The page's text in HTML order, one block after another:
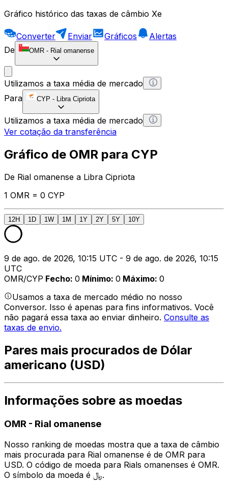
Gráfico histórico das taxas de câmbio Xe
Converter Enviar Gráficos
Alertas
De
OMR - Rial omanense
Utilizamos a taxa média de mercado
Para
CYP - Libra Cipriota
Utilizamos a taxa média de mercado
Ver cotação da transferência
Gráfico de OMR para CYP
De Rial omanense a Libra Cipriota
1 OMR = 0 CYP
12H 1D 1W 1M 1Y 2Y 5Y 10Y
9 de ago. de 2026, 10:15 UTC - 9 de ago. de 2026, 10:15
UTC
OMR/CYP Fecho: 0 Mínimo: 0 Máximo: 0
Usamos a taxa de mercado médio no nosso
Conversor. Isso é apenas para fins informativos. Você
não pagará essa taxa ao enviar dinheiro. Consulte as
taxas de envio.
Pares mais procurados de Dólar
americano (USD)
Informações sobre as moedas
OMR - Rial omanense
Nosso ranking de moedas mostra que a taxa de câmbio
mais procurada para Rial omanense é de OMR para
USD. O código de moeda para Rials omanenses é OMR.
O símbolo da moeda é ﷼.